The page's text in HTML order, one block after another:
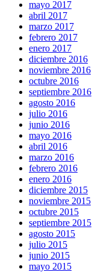
mayo 2017
abril 2017
marzo 2017
febrero 2017
enero 2017
diciembre 2016
noviembre 2016
octubre 2016
septiembre 2016
agosto 2016
julio 2016
junio 2016
mayo 2016
abril 2016
marzo 2016
febrero 2016
enero 2016
diciembre 2015
noviembre 2015
octubre 2015
septiembre 2015
agosto 2015
julio 2015
junio 2015
mayo 2015